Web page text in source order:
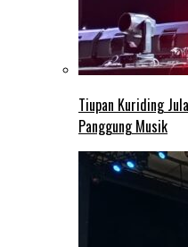
Tiupan Kuriding
Panggung Musik